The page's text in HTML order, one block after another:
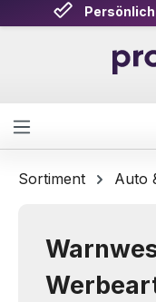
Zum Hauptinhalt
Attraktive
Sortiment Auto